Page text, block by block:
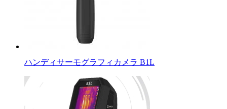
ハンディサーモグラフィカメラ B1L